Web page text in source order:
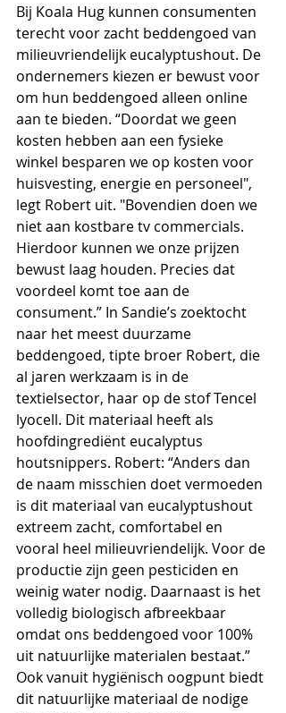
Bij Koala Hug kunnen consumenten
terecht voor zacht beddengoed van
milieuvriendelijk eucalyptushout. De
ondernemers kiezen er bewust voor
om hun beddengoed alleen online
aan te bieden. “Doordat we geen
kosten hebben aan een fysieke
winkel besparen we op kosten voor
huisvesting, energie en personeel",
legt Robert uit. "Bovendien doen we
niet aan kostbare tv commercials.
Hierdoor kunnen we onze prijzen
bewust laag houden. Precies dat
voordeel komt toe aan de
consument.” In Sandie’s zoektocht
naar het meest duurzame
beddengoed, tipte broer Robert, die
al jaren werkzaam is in de
textielsector, haar op de stof Tencel
lyocell. Dit materiaal heeft als
hoofdingrediënt eucalyptus
houtsnippers. Robert: “Anders dan
de naam misschien doet vermoeden
is dit materiaal van eucalyptushout
extreem zacht, comfortabel en
vooral heel milieuvriendelijk. Voor de
productie zijn geen pesticiden en
weinig water nodig. Daarnaast is het
volledig biologisch afbreekbaar
omdat ons beddengoed voor 100%
uit natuurlijke materialen bestaat.”
Ook vanuit hygiënisch oogpunt biedt
dit natuurlijke materiaal de nodige